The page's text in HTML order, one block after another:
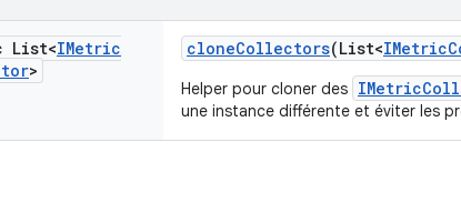
List<IMetric
>
cloneCollectors(List<IMetric
Helper pour cloner des
une instance différente et éviter les